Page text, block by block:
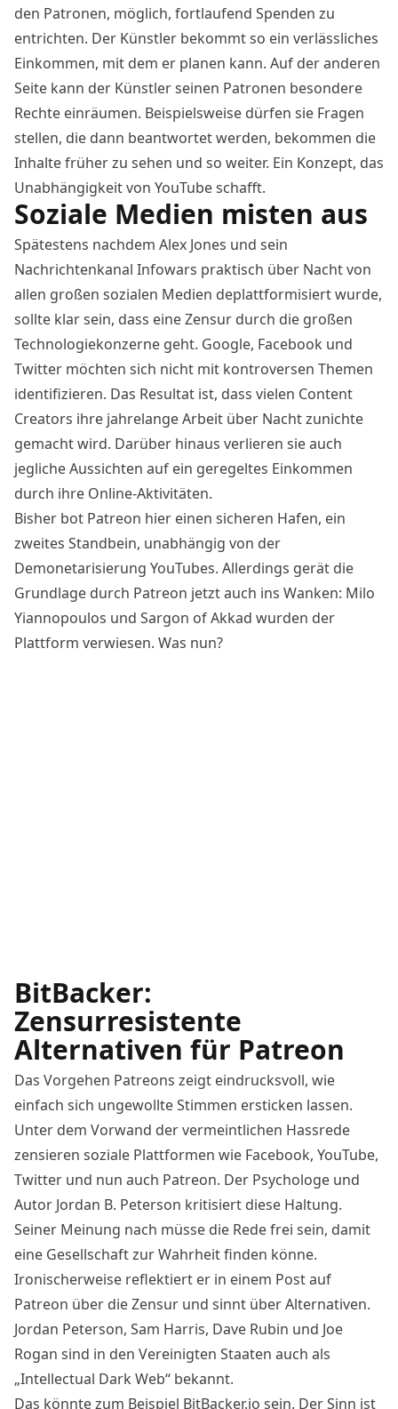
den Patronen, möglich, fortlaufend Spenden zu
entrichten. Der Künstler bekommt so ein verlässliches
Einkommen, mit dem er planen kann. Auf der anderen
Seite kann der Künstler seinen Patronen besondere
Rechte einräumen. Beispielsweise dürfen sie Fragen
stellen, die dann beantwortet werden, bekommen die
Inhalte früher zu sehen und so weiter. Ein Konzept, das
Unabhängigkeit von YouTube schafft.
Soziale Medien misten aus
Spätestens nachdem Alex Jones und sein
Nachrichtenkanal Infowars praktisch über Nacht von
allen großen sozialen Medien deplattformisiert wurde,
sollte klar sein, dass eine Zensur durch die großen
Technologiekonzerne geht. Google, Facebook und
Twitter möchten sich nicht mit kontroversen Themen
identifizieren. Das Resultat ist, dass vielen Content
Creators ihre jahrelange Arbeit über Nacht zunichte
gemacht wird. Darüber hinaus verlieren sie auch
jegliche Aussichten auf ein geregeltes Einkommen
durch ihre Online-Aktivitäten.
Bisher bot Patreon hier einen sicheren Hafen, ein
zweites Standbein, unabhängig von der
Demonetarisierung YouTubes. Allerdings gerät die
Grundlage durch Patreon jetzt auch ins Wanken: Milo
Yiannopoulos und Sargon of Akkad wurden der
Plattform verwiesen. Was nun?
BitBacker:
Zensurresistente
Alternativen für Patreon
Das Vorgehen Patreons zeigt eindrucksvoll, wie
einfach sich ungewollte Stimmen ersticken lassen.
Unter dem Vorwand der vermeintlichen Hassrede
zensieren soziale Plattformen wie Facebook, YouTube,
Twitter und nun auch Patreon. Der Psychologe und
Autor Jordan B. Peterson kritisiert diese Haltung.
Seiner Meinung nach müsse die Rede frei sein, damit
eine Gesellschaft zur Wahrheit finden könne.
Ironischerweise reflektiert er in einem Post auf
Patreon über die Zensur und sinnt über Alternativen.
Jordan Peterson, Sam Harris, Dave Rubin und Joe
Rogan sind in den Vereinigten Staaten auch als
„Intellectual Dark Web“ bekannt.
Das könnte zum Beispiel BitBacker.io sein. Der Sinn ist